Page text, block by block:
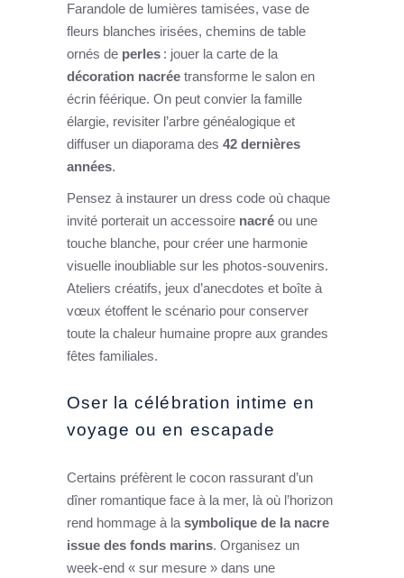
Farandole de lumières tamisées, vase de
fleurs blanches irisées, chemins de table
ornés de perles : jouer la carte de la
décoration nacrée transforme le salon en
écrin féérique. On peut convier la famille
élargie, revisiter l’arbre généalogique et
diffuser un diaporama des 42 dernières
années.
Pensez à instaurer un dress code où chaque
invité porterait un accessoire nacré ou une
touche blanche, pour créer une harmonie
visuelle inoubliable sur les photos-souvenirs.
Ateliers créatifs, jeux d’anecdotes et boîte à
vœux étoffent le scénario pour conserver
toute la chaleur humaine propre aux grandes
fêtes familiales.
Oser la célébration intime en
voyage ou en escapade
Certains préfèrent le cocon rassurant d’un
dîner romantique face à la mer, là où l’horizon
rend hommage à lasymbolique de la nacre
issue des fonds marins. Organisez un
week-end « sur mesure » dans une